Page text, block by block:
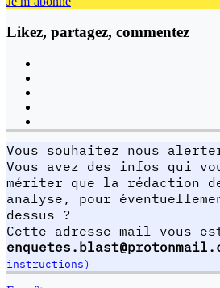
Likez, partagez, commentez
Vous souhaitez nous
Vous avez des infos qui
mériter que la rédaction
analyse, pour
dessus ?
Cette adresse mail vous
instructions)